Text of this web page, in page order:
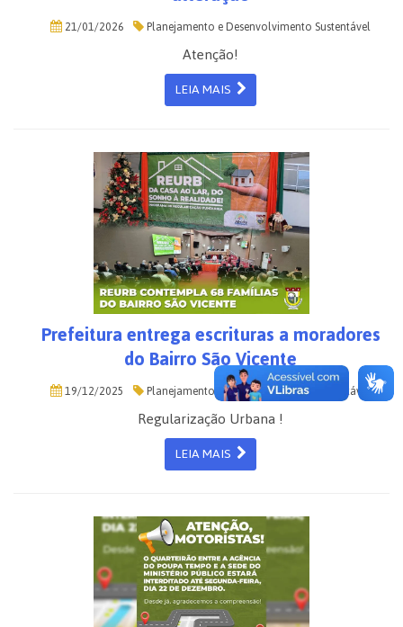
21/01/2026 Planejamento e Desenvolvimento Sustentável
Atenção!
LEIA MAIS
Prefeitura entrega escrituras a moradores
do Bairro São Vicente
19/12/2025 Planejamento e Desenvolvimento Sustentável
Regularização Urbana !
LEIA MAIS